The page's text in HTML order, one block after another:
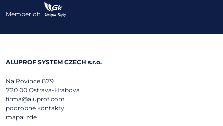
Member of:
ALUPROF SYSTEM CZECH s.r.o.
Na Rovince 879
720 00 Ostrava-Hrabová
firma@aluprof.com
podrobné kontakty
mapa: zde